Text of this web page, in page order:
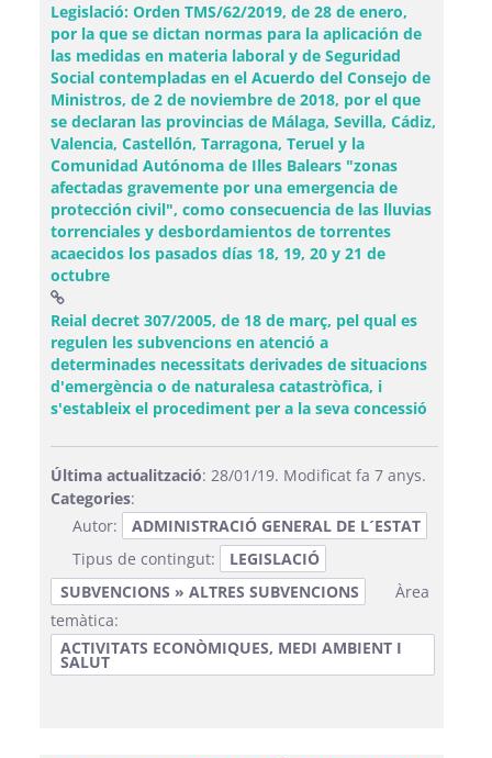
Legislació: Orden TMS/62/2019, de 28 de enero,
por la que se dictan normas para la aplicación de
las medidas en materia laboral y de Seguridad
Social contempladas en el Acuerdo del Consejo de
Ministros, de 2 de noviembre de 2018, por el que
se declaran las provincias de Málaga, Sevilla, Cádiz,
Valencia, Castellón, Tarragona, Teruel y la
Comunidad Autónoma de Illes Balears "zonas
afectadas gravemente por una emergencia de
protección civil", como consecuencia de las lluvias
torrenciales y desbordamientos de torrentes
acaecidos los pasados días 18, 19, 20 y 21 de
octubre
Reial decret 307/2005, de 18 de març, pel qual es
regulen les subvencions en atenció a
determinades necessitats derivades de situacions
d'emergència o de naturalesa catastròfica, i
s'estableix el procediment per a la seva concessió
Última actualització: 28/01/19. Modificat fa 7 anys.
Categories:
Autor:
ADMINISTRACIÓ GENERAL DE L´ESTAT
Tipus de contingut:
LEGISLACIÓ
SUBVENCIONS » ALTRES SUBVENCIONS
Àrea
temàtica:
ACTIVITATS ECONÒMIQUES, MEDI AMBIENT I
SALUT